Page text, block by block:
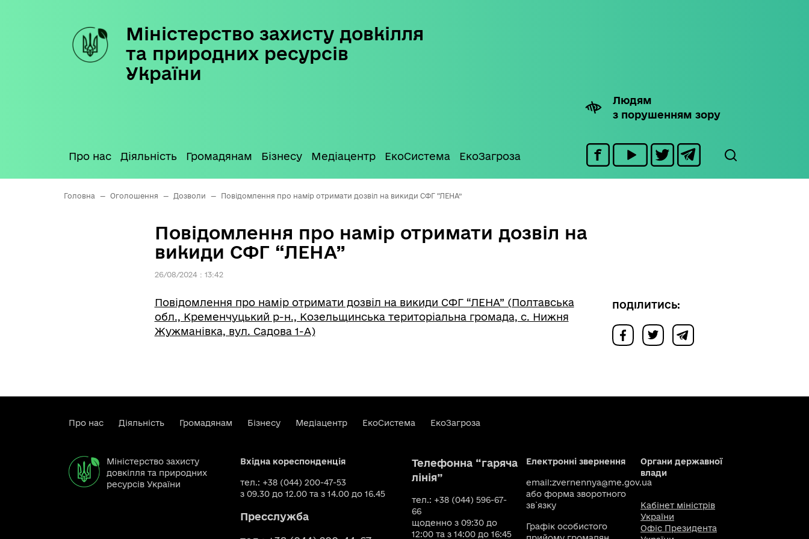
Міністерство захисту довкілля
та природних ресурсів
України
Людям
з порушенням зору
Про нас Діяльність Громадянам Бізнесу Медіацентр ЕкоСистема ЕкоЗагроза
Головна — Оголошення — Дозволи — Повідомлення про намір отримати дозвіл на викиди СФГ “ЛЕНА”
Повідомлення про намір отримати дозвіл на
викиди СФГ “ЛЕНА”
26/08/2024 : 13:42
Повідомлення про намір отримати дозвіл на викиди СФГ “ЛЕНА” (Полтавська
обл., Кременчуцький р-н., Козельщинська територіальна громада, с. Нижня
Жужманівка, вул. Садова 1-А)
ПОДІЛИТИСЬ:
Про нас Діяльність Громадянам Бізнесу Медіацентр ЕкоСистема ЕкоЗагроза
Міністерство захисту
довкілля та природних
ресурсів України
Вхідна кореспонденція
тел.: +38 (044) 200-47-53
з 09.30 до 12.00 та з 14.00 до 16.45
Пресслужба
Телефонна “гаряча
лінія”
тел.: +38 (044) 596-67-
66
щоденно з 09:30 до
12:00 та з 14:00 до 16:45
Електронні звернення
email:zvernennya@me.gov.ua
або форма зворотного
зв`язку
Графік особистого
Органи державної
влади
Кабінет міністрів
України
Офіс Президента